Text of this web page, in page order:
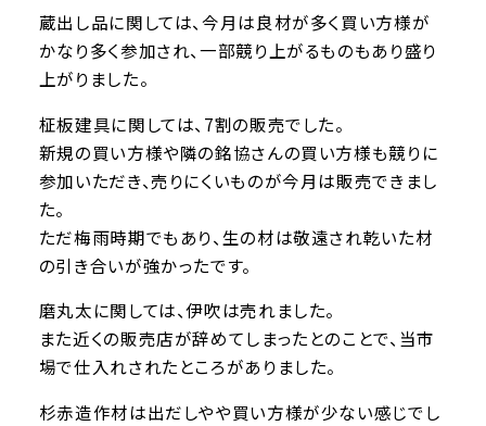
蔵出し品に関しては、今月は良材が多く買い方様が
かなり多く参加され、一部競り上がるものもあり盛り
上がりました。
柾板建具に関しては、7割の販売でした。
新規の買い方様や隣の銘協さんの買い方様も競りに
参加いただき、売りにくいものが今月は販売できまし
た。
ただ梅雨時期でもあり、生の材は敬遠され乾いた材
の引き合いが強かったです。
磨丸太に関しては、伊吹は売れました。
また近くの販売店が辞めてしまったとのことで、当市
場で仕入れされたところがありました。
杉赤造作材は出だしやや買い方様が少ない感じでし